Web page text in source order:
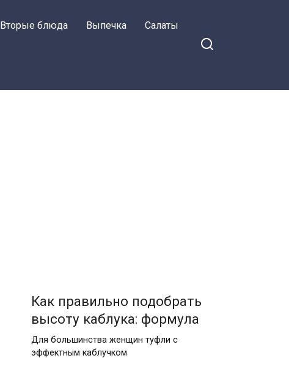
Вторые блюда Выпечка Салаты
Как правильно подобрать
высоту каблука: формула
Для большинства женщин туфли с
эффектным каблучком